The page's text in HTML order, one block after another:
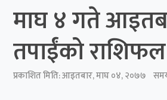
माघ ४ गते
तपाईंको राशिफल
प्रकाशित मिति:आइतबार, माघ ०४, २०७७